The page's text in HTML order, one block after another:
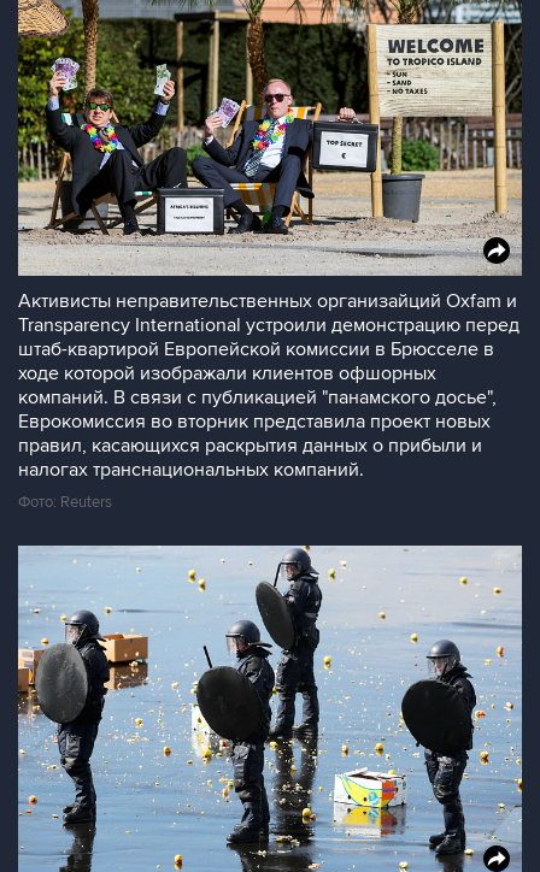
Активисты неправительственных организайций Oxfam и
Transparency International устроили демонстрацию перед
штаб-квартирой Европейской комиссии в Брюсселе в
ходе которой изображали клиентов офшорных
компаний. В связи с публикацией "панамского досье",
Еврокомиссия во вторник представила проект новых
правил, касающихся раскрытия данных о прибыли и
налогах транснациональных компаний.
Фото: Reuters